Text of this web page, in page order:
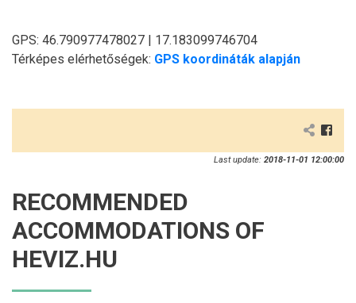
GPS: 46.790977478027 | 17.183099746704
Térképes elérhetőségek: GPS koordináták alapján
Last update: 2018-11-01 12:00:00
RECOMMENDED
ACCOMMODATIONS OF
HEVIZ.HU